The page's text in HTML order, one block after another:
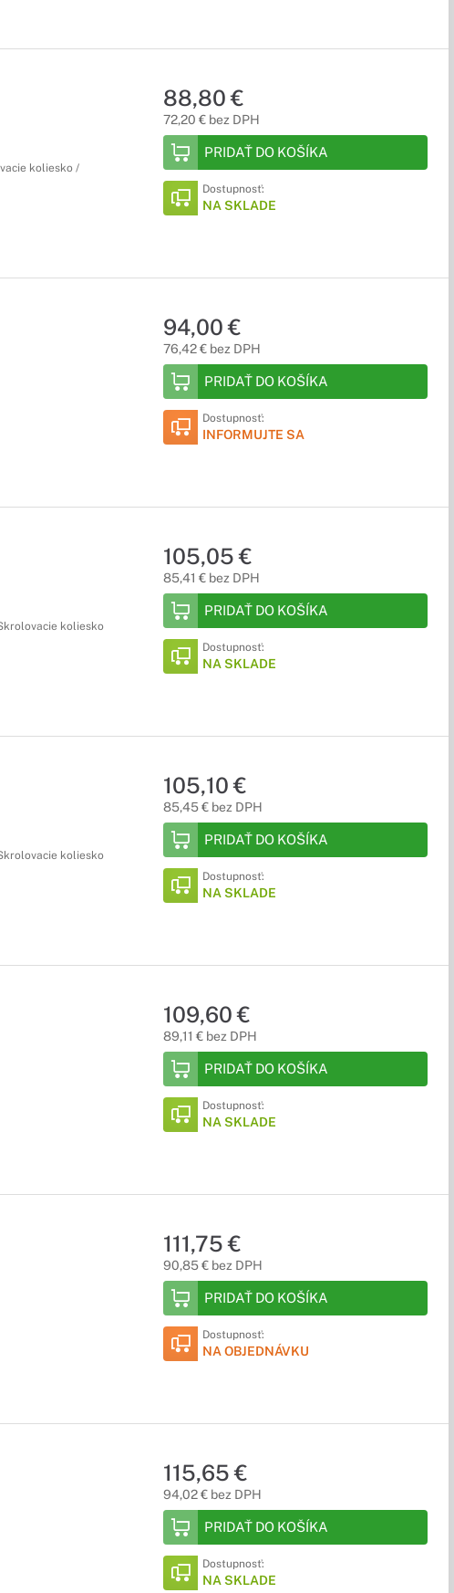
koliesko /
88,80 €
72,20 € bez DPH
PRIDAŤ DO KOŠÍKA
Dostupnosť:
NA SKLADE
94,00 €
76,42 € bez DPH
PRIDAŤ DO KOŠÍKA
Dostupnosť:
INFORMUJTE SA
koliesko
105,05 €
85,41 € bez DPH
PRIDAŤ DO KOŠÍKA
Dostupnosť:
NA SKLADE
koliesko
105,10 €
85,45 € bez DPH
PRIDAŤ DO KOŠÍKA
Dostupnosť:
NA SKLADE
109,60 €
89,11 € bez DPH
PRIDAŤ DO KOŠÍKA
Dostupnosť:
NA SKLADE
111,75 €
90,85 € bez DPH
PRIDAŤ DO KOŠÍKA
Dostupnosť:
NA OBJEDNÁVKU
115,65 €
94,02 € bez DPH
PRIDAŤ DO KOŠÍKA
Dostupnosť:
NA SKLADE